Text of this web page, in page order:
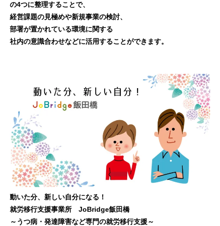
の4つに整理することで、
経営課題の見極めや新規事業の検討、
部署が置かれている環境に関する
社内の意識合わせなどに活用することができます。
動いた分、新しい自分になる！
就労移行支援事業所 JoBridge飯田橋
～うつ病・発達障害など専門の就労移行支援～